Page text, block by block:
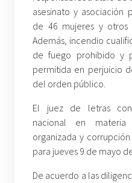
asesinato y asociación
de 46 mujeres y otros
Además, incendio
de fuego prohibido y
permitida en perjuicio
del orden público.
El juez de letras
nacional en
organizada y
para jueves 9 de mayo
De acuerdo a las